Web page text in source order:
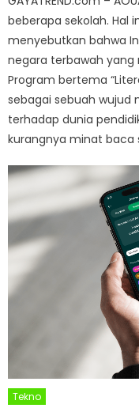
beberapa sekolah. Hal
menyebutkan bahwa
negara terbawah yang
Program bertema
sebagai sebuah wujud
terhadap dunia
kurangnya minat baca
Tekno